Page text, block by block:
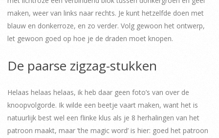
maken, weer van links naar rechts. Je kunt hetzelfde doen met
blauw en donkerroze, en zo verder. Volg gewoon het ontwerp,
let gewoon goed op hoe je de draden moet knopen.
De paarse zigzag-stukken
Helaas helaas helaas, ik heb daar geen foto’s van over de
knoopvolgorde. Ik wilde een beetje vaart maken, want het is
natuurlijk best wel een flinke klus als je 8 herhalingen van het
patroon maakt, maar ’the magic word’ is hier: goed het patroon